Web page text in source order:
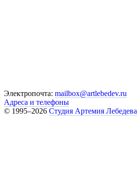
Электропочта: mailbox@artlebedev.ru
Адреса и телефоны
© 1995–2026 Студия Артемия Лебедева